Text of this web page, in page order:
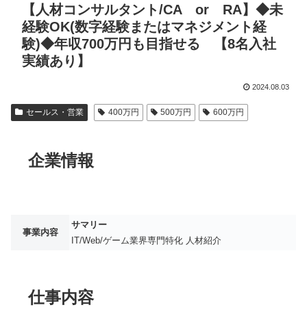
【人材コンサルタント/CA or RA】◆未
経験OK(数字経験またはマネジメント経
験)◆年収700万円も目指せる 【8名入社
実績あり】
2024.08.03
セールス・営業 400万円 500万円 600万円
企業情報
事業内容
サマリー
IT/Web/ゲーム業界専門特化 人材紹介
仕事内容